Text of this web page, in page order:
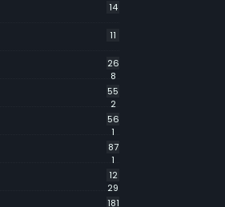
14
11
26
8
55
2
56
1
87
1
12
29
181